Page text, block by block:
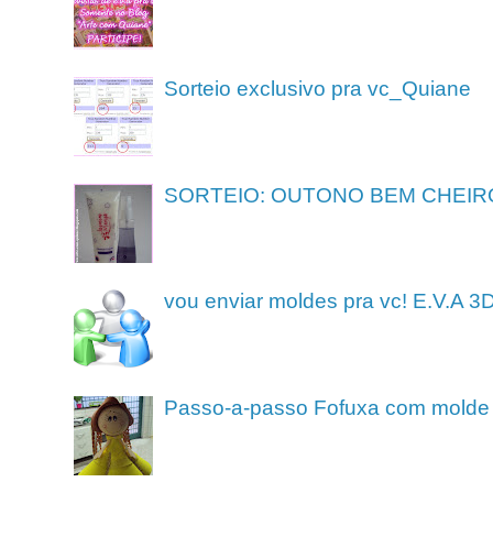
Sorteio exclusivo pra vc_Quiane
SORTEIO: OUTONO BEM
vou enviar moldes pra vc! E.V.A
Passo-a-passo Fofuxa com molde